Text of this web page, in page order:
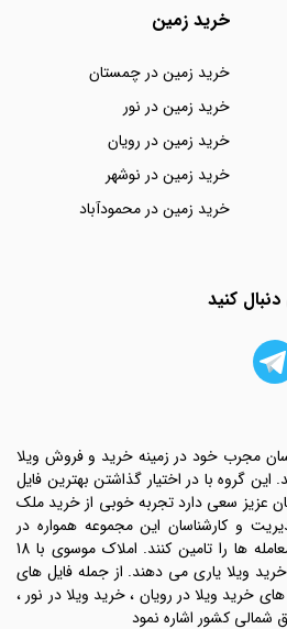
خرید زمین
خرید زمین در چمستان
خرید زمین در نور
خرید زمین در رویان
خرید زمین در نوشهر
خرید زمین در محمودآباد
کنید
مجرب خود در زمینه خرید و فروش ویلا
گروه با در اختیار گذاشتن بهترین فایل
عزیز سعی دارد تجربه خوبی از خرید ملک
و کارشناسان این مجموعه همواره در
تلاش هستند رضایت طرفین معامله ها را تامین کنند. املاک موسوی با 18
ویلا یاری می دهند. از جمله فایل های
خرید ویلا در رویان ، خرید ویلا در نور ،
شمالی کشور اشاره نمود